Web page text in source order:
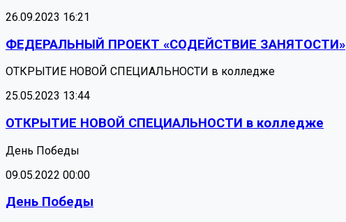
26.09.2023 16:21
ФЕДЕРАЛЬНЫЙ ПРОЕКТ «СОДЕЙСТВИЕ ЗАНЯТОСТИ»
ОТКРЫТИЕ НОВОЙ СПЕЦИАЛЬНОСТИ в колледже
25.05.2023 13:44
ОТКРЫТИЕ НОВОЙ СПЕЦИАЛЬНОСТИ в колледже
День Победы
09.05.2022 00:00
День Победы